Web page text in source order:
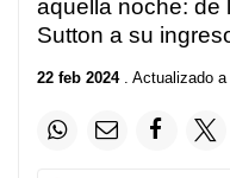
aquella noche: de
Sutton a su
22 feb 2024. Actualizado a